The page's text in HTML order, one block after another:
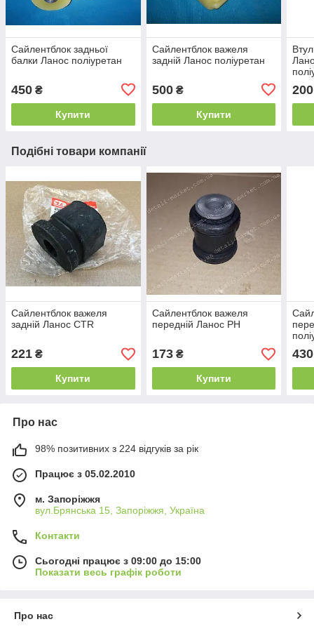
Сайлентблок задньої
балки Ланос поліуретан
450 ₴
Купити
Сайлентблок важеля
задній Ланос поліуретан
500₴
Купити
200
Подібні товари компанії
Сайлентблок важеля
задній Ланос CTR
221 ₴
Купити
Сайлентблок важеля
передній Ланос PH
173₴
Купити
430
Про нас
98% позитивних з 224 відгуків за рік
Працює з 05.02.2010
м. Запоріжжя
вул.Брянська 15, Запоріжжя, Україна
Контакти
Сьогодні працює з 09:00 до 15:00
Показати весь графік роботи
Про нас